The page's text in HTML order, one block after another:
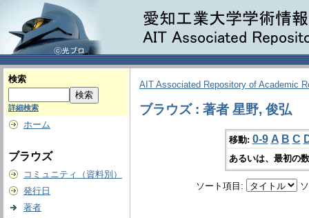
検索
詳細検索
ホーム
ブラウズ
コミュニティ（資料別）
発行日
著者
AIT Associated Repository of Academic
ブラウズ : 著者 星野, 俊弘
移動: 0-9 A B C
あるいは、最初の
ソート項目: